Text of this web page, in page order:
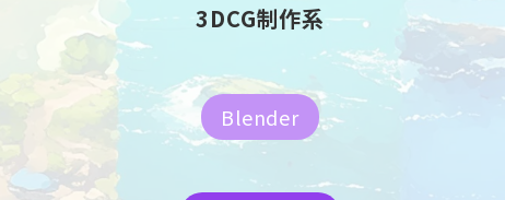
3DCG制作系
Blender